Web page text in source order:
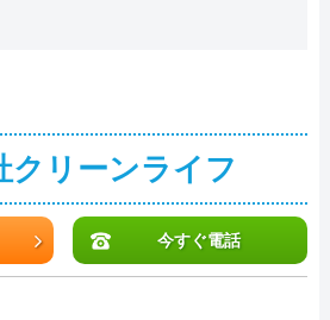
クリーンライフ
今すぐ電話